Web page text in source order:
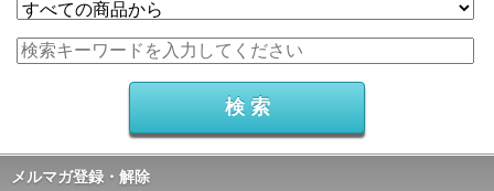
メルマガ登録・解除